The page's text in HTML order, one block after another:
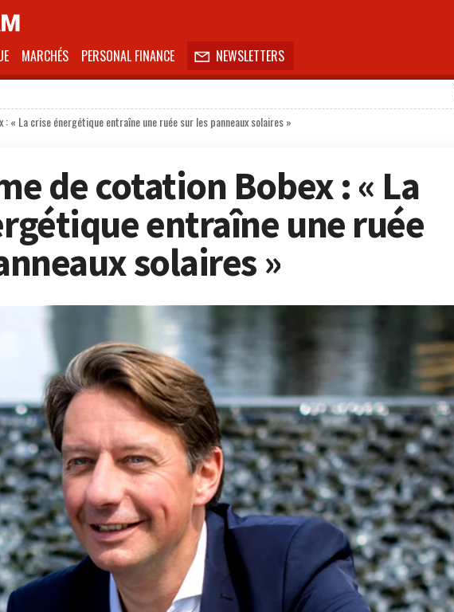
MARCHÉS PERSONAL FINANCE  NEWSLETTERS
« La crise énergétique entraîne une ruée sur les panneaux solaires »
de cotation Bobex : « La
entraîne une ruée
solaires »